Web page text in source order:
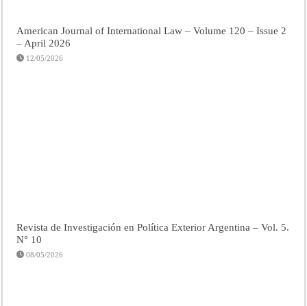
American Journal of International Law – Volume 120 – Issue 2
– April 2026
12/05/2026
Revista de Investigación en Política Exterior Argentina – Vol. 5.
N° 10
08/05/2026